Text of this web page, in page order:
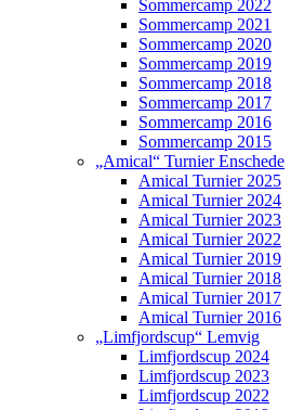
Sommercamp 2022
Sommercamp 2021
Sommercamp 2020
Sommercamp 2019
Sommercamp 2018
Sommercamp 2017
Sommercamp 2016
Sommercamp 2015
„Amical“ Turnier Enschede
Amical Turnier 2025
Amical Turnier 2024
Amical Turnier 2023
Amical Turnier 2022
Amical Turnier 2019
Amical Turnier 2018
Amical Turnier 2017
Amical Turnier 2016
„Limfjordscup“ Lemvig
Limfjordscup 2024
Limfjordscup 2023
Limfjordscup 2022